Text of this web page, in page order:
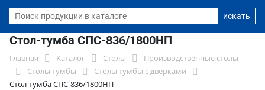
Стол-тумба СПС-836/1800НП
Главная Каталог Столы
Производственные столы
Столы тумбы
Столы тумбы с дверками
Стол-тумба СПС-836/1800НП